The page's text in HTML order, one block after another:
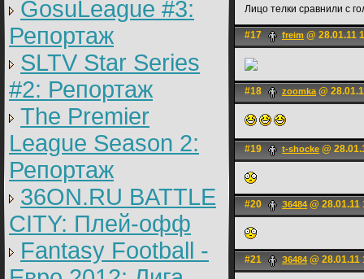
GosuLeague #3:
Репортаж
SLTV Star Series
#2: Репортаж
The Premier
League Season 2:
Репортаж
36ON.RU BATTLE
CITY: Плей-офф
Fantasy Football -
Лицо телки сравнили с
#17 freim @ 28.01.11
#18 zoomkа@
#19 t-shocke @
#20 З6484 @ 28.01.11
#21 З6484 @ 28.01.11